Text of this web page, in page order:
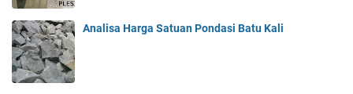
Analisa Harga Satuan Pondasi Batu Kali